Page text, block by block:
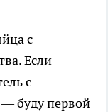
с
Если
с
буду первой